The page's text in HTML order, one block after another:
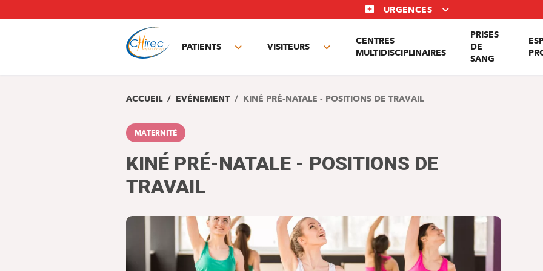
au
URGENCES
PATIENTS
Toggle
VISITEURS
Toggle
CENTRES
MULTIDISCIPLINAIRES
PRISES
DE
SANG
ACCUEIL EVÉNEMENT KINÉ PRÉ-NATALE - POSITIONS DE TRAVAIL
MATERNITÉ
KINÉ PRÉ-NATALE - POSITIONS DE
TRAVAIL